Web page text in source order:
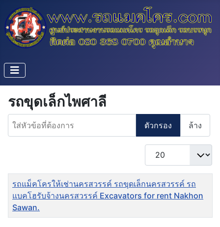
รถขุดเล็กไพศาลี
ใส่หัวข้อที่ต้องการ
ตัวกรอง ล้าง
แสดง #
ชื่อ
รถแม็คโครให้เช่านครสวรรค์ รถขุดเล็กนครสวรรค์ รถ
แบคโฮรับจ้างนครสวรรค์ Excavators for rent Nakhon
Sawan.